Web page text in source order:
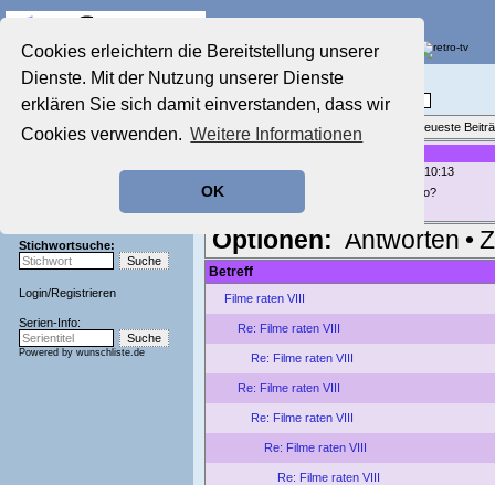
Cookies erleichtern die Bereitstellung unserer
Dienste. Mit der Nutzung unserer Dienste
erklären Sie sich damit einverstanden, dass wir
Cookies verwenden. Weitere Informationen
OK
Startseite
Aktuelles Forum
Film-Forum
Zeichentrick-Forum
Stichwortsuche:
Login/Registrieren
Serien-Info:
Powered by wunschliste.de
Film-Forum
Filme im Kino, Fernsehen & auf DVD
Themenübersicht
•
Neueste
geschrieben von:
, 01.02.18 10:13
vielleicht El Método von Marcelo Pineyro?
Optionen: Antworten •
Betreff
Filme raten VIII
Re: Filme raten VIII
Re: Filme raten VIII
Re: Filme raten VIII
Re: Filme raten VIII
Re: Filme raten VIII
Re: Filme raten VIII